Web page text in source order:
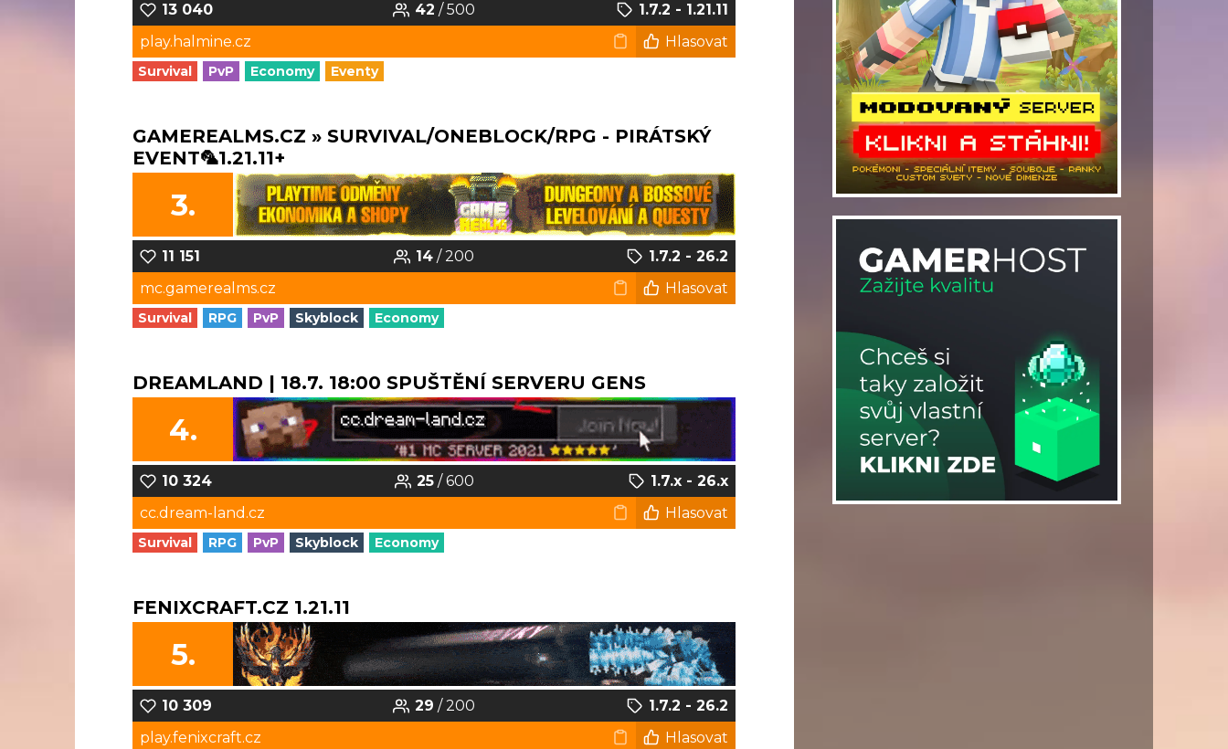
13 040 42 / 500
1.7.2 - 1.21.11
play.halmine.cz
Hlasovat
Survival PvP Economy Eventy
GAMEREALMS.CZ » SURVIVAL/ONEBLOCK/RPG - PIRÁTSKÝ
EVENT🦜1.21.11+
3.
11 151 14 / 200
1.7.2 - 26.2
mc.gamerealms.cz
Hlasovat
Survival RPG PvP Skyblock Economy
DREAMLAND | 18.7. 18:00 SPUŠTĚNÍ SERVERU GENS
4.
10 324 25/ 600
1.7.x - 26.x
cc.dream-land.cz
Hlasovat
Survival RPG PvP Skyblock Economy
FENIXCRAFT.CZ 1.21.11
5.
10 309 29 / 200
1.7.2 - 26.2
play.fenixcraft.cz
Hlasovat